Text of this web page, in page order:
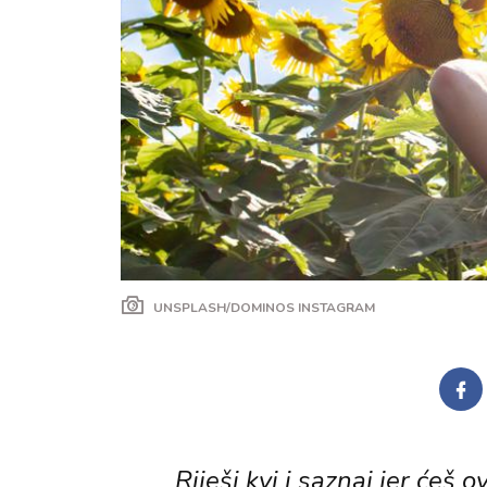
UNSPLASH/DOMINOS INSTAGRAM